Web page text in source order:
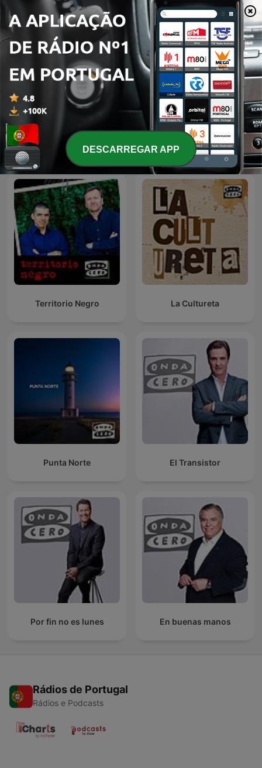
La brújula Julia en la onda
Territorio Negro La Cultureta
Punta Norte El Transistor
Por fin no es lunes En buenas manos
Rádios de Portugal
Rádios e Podcasts
DESCARREGAR APP